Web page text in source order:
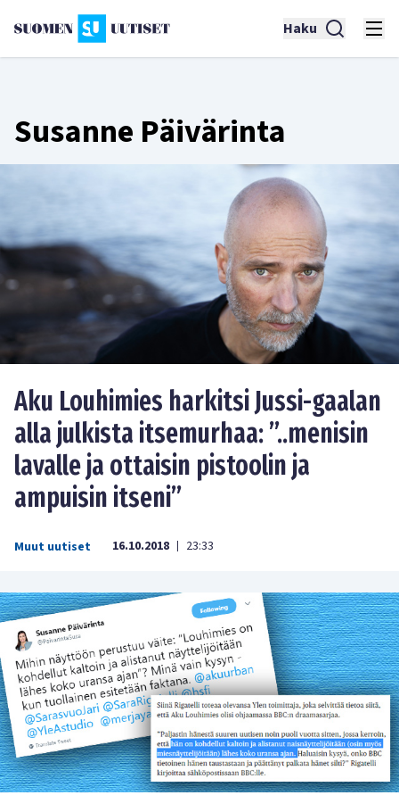
Haku
Susanne Päivärinta
Aku Louhimies harkitsi Jussi-gaalan
alla julkista itsemurhaa: ”..menisin
lavalle ja ottaisin pistoolin ja
ampuisin itseni”
Muut uutiset 16.10.2018 | 23:33